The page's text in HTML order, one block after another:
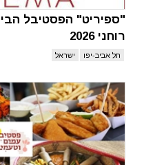
"ספיריט" הפסטיבל
רוחני 2026
תל אביב-יפו ישראל